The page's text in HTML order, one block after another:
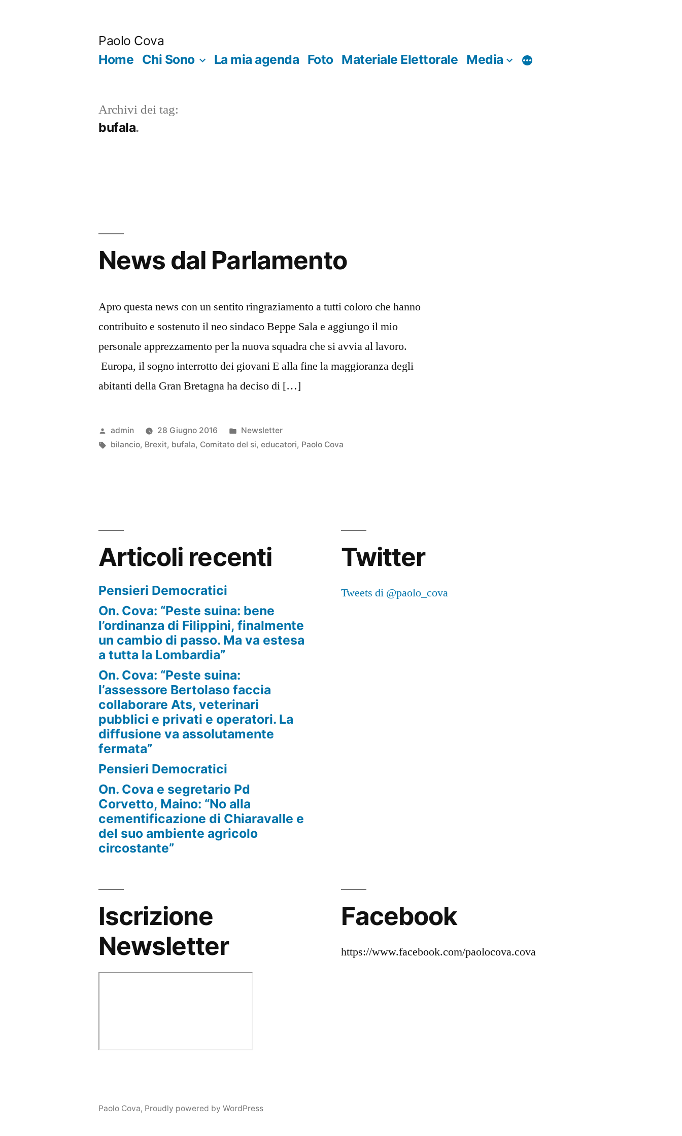
Paolo Cova
Home Chi Sono La mia agenda Foto Materiale Elettorale Media
Di
Archivi dei tag:
bufala
News dal Parlamento
Apro questa news con un sentito ringraziamento a tutti coloro che hanno
contribuito e sostenuto il neo sindaco Beppe Sala e aggiungo il mio
personale apprezzamento per la nuova squadra che si avvia al lavoro.
Europa, il sogno interrotto dei giovani E alla fine la maggioranza degli
abitanti della Gran Bretagna ha deciso di […]
Pubblicato
da
admin 28 Giugno 2016
Pubblicato
in
Newsletter
Tag:
bilancio, Brexit, bufala, Comitato del si,educatori, Paolo Cova
Articoli recenti
Pensieri Democratici
On. Cova: “Peste suina: bene
l’ordinanza di Filippini, finalmente
un cambio di passo. Ma va estesa
a tutta la Lombardia”
On. Cova: “Peste suina:
l’assessore Bertolaso faccia
collaborare Ats, veterinari
pubblici e privati e operatori. La
diffusione va assolutamente
fermata”
Pensieri Democratici
On. Cova e segretario Pd
Corvetto, Maino: “No alla
cementificazione di Chiaravalle e
del suo ambiente agricolo
circostante”
Twitter
Tweets di @paolo_cova
Iscrizione
Newsletter
Facebook
https://www.facebook.com/paolocova.cova
Paolo Cova, Proudly powered by WordPress